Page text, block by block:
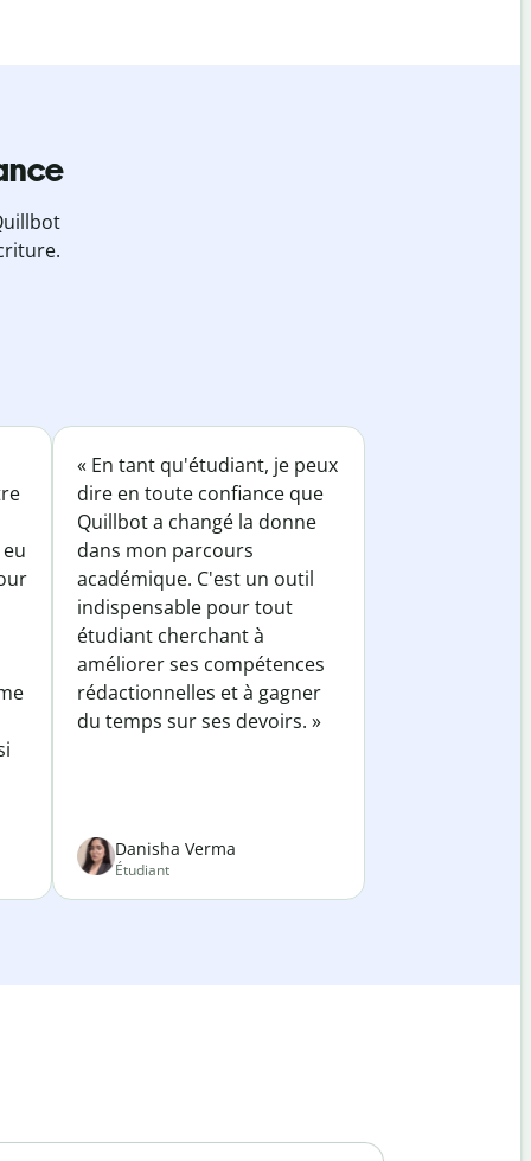
« En tant qu'étudiant, je peux
dire en toute confiance que
Quillbot a changé la donne
dans mon parcours
académique. C'est un outil
indispensable pour tout
étudiant cherchant à
améliorer ses compétences
rédactionnelles et à gagner
du temps sur ses devoirs. »
Danisha Verma
Étudiant